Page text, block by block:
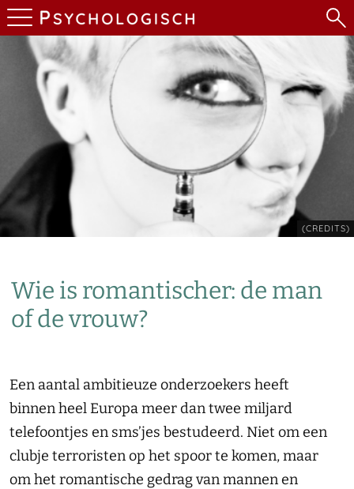
(CREDITS)
Wie is romantischer: de man
of de vrouw?
Een aantal ambitieuze onderzoekers heeft
binnen heel Europa meer dan twee miljard
telefoontjes en sms’jes bestudeerd. Niet om een
clubje terroristen op het spoor te komen, maar
om het romantische gedrag van mannen en